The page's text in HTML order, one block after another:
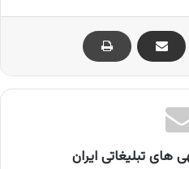
های تبلیغاتی ایران